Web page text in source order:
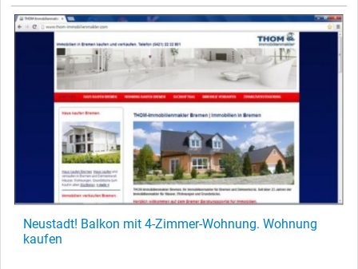
Neustadt! Balkon mit 4-Zimmer-Wohnung. Wohnung
kaufen